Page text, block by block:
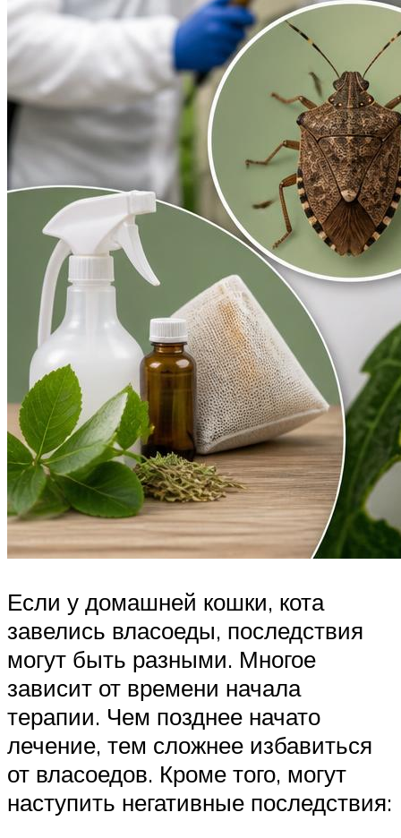
Если у домашней кошки, кота
завелись власоеды, последствия
могут быть разными. Многое
зависит от времени начала
терапии. Чем позднее начато
лечение, тем сложнее избавиться
от власоедов. Кроме того, могут
наступить негативные последствия: